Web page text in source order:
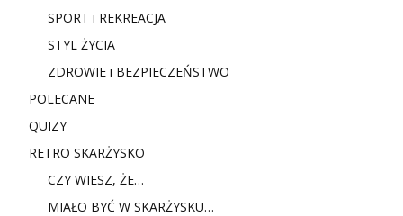
SPORT i REKREACJA
STYL ŻYCIA
ZDROWIE i BEZPIECZEŃSTWO
POLECANE
QUIZY
RETRO SKARŻYSKO
CZY WIESZ, ŻE…
MIAŁO BYĆ W SKARŻYSKU…